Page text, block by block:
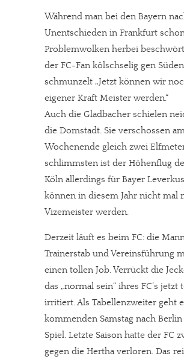
Während man bei den Bayern
Unentschieden in Frankfurt
Problemwolken herbei
der FC-Fan kölschselig gen
schmunzelt „Jetzt können wir
eigener Kraft Meister werden.“
Auch die Gladbacher schielen
die Domstadt. Sie verschossen
Wochenende gleich zwei
schlimmsten ist der Höhenflug
Köln allerdings für Bayer
können in diesem Jahr nicht mal
Vizemeister werden.
Derzeit läuft es beim FC: die
Trainerstab und Vereinsführung
einen tollen Job. Verrückt die
das „normal sein“ ihres FC’s jetzt
irritiert. Als Tabellenzweiter geht
kommenden Samstag nach
Spiel. Letzte Saison hatte der FC
gegen die Hertha verloren. Das